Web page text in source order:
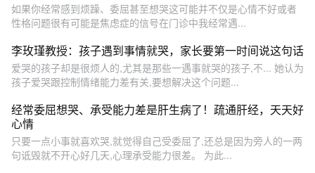
如果你经常感到烦躁、委屈甚至想哭这可能并不仅是心情不好或者
性格问题很有可能是焦虑症的信号在门诊中我经常遇...
李玫瑾教授：孩子遇到事情就哭，家长要第一时间说这句话
爱哭的孩子却是很烦人的,尤其是那些一遇事就哭的孩子,不... 她认为
孩子爱哭跟控制情绪能力差有关,要想解决这个问题...
经常委屈想哭、承受能力差是肝生病了！疏通肝经，天天好
心情
只要一点小事就喜欢哭,就觉得自己受委屈了,还总是因为旁人的一两
句诋毁就不开心好几天,心理承受能力很差。 为此...